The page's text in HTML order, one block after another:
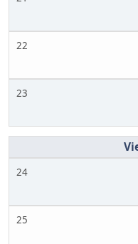
22
23
24
25